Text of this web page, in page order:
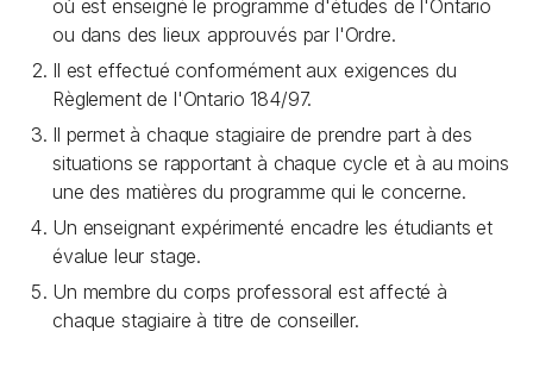
où est enseigné le programme d'études de l'Ontario
ou dans des lieux approuvés par l'Ordre.
Il est effectué conformément aux exigences du
Règlement de l'Ontario 184/97.
Il permet à chaque stagiaire de prendre part à des
situations se rapportant à chaque cycle et à au moins
une des matières du programme qui le concerne.
Un enseignant expérimenté encadre les étudiants et
évalue leur stage.
Un membre du corps professoral est affecté à
chaque stagiaire à titre de conseiller.